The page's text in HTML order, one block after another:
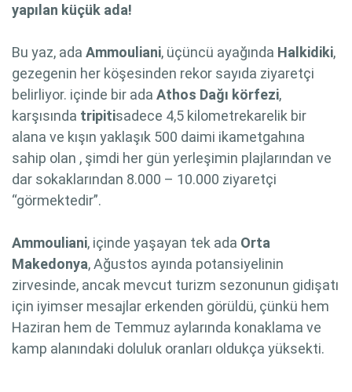
yapılan küçük ada!
Bu yaz, ada Ammouliani, üçüncü ayağında Halkidiki,
gezegenin her köşesinden rekor sayıda ziyaretçi
belirliyor. içinde bir ada Athos Dağı körfezi,
karşısında tripitisadece 4,5 kilometrekarelik bir
alana ve kışın yaklaşık 500 daimi ikametgahına
sahip olan , şimdi her gün yerleşimin plajlarından ve
dar sokaklarından 8.000 – 10.000 ziyaretçi
“görmektedir”.
Ammouliani, içinde yaşayan tek ada Orta
Makedonya, Ağustos ayında potansiyelinin
zirvesinde, ancak mevcut turizm sezonunun gidişatı
için iyimser mesajlar erkenden görüldü, çünkü hem
Haziran hem de Temmuz aylarında konaklama ve
kamp alanındaki doluluk oranları oldukça yüksekti.